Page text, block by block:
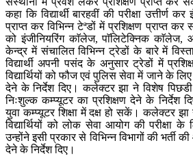
कहा कि विद्यार्थी बारहवीं की परीक्षा उत्तीर्ण
प्राप्त कर विभिन्न टेªडों में प्रशिक्षण प्राप्त कर
को इंजीनियरिंग काॅलेज, पाॅलिटेक्निक
केन्द्र में संचालित विभिन्न ट्रेडों के बारे में
विद्यार्थी अपनी पसंद के अनुसार ट्रेडों में
विद्यार्थियों को फौज एवं पुलिस सेवा में जाने के लिए
देने के निर्देश दिए। कलेक्टर झा ने विशेष
निःशुल्क कम्प्यूटर का प्रशिक्षण देने के निर्देश
युवा कम्प्यूटर शिक्षा में दक्ष हो सकें। कलेक्टर झा
विद्यार्थियों को लोक सेवा आयोग की परीक्षा के
उन्होंने इसी प्रकार से विभिन्न विभागों की भर्ती
देने के निर्देश दिए।